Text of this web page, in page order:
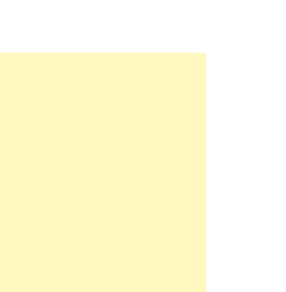
Elf2/Aurora2/Crystal CM10 2012-